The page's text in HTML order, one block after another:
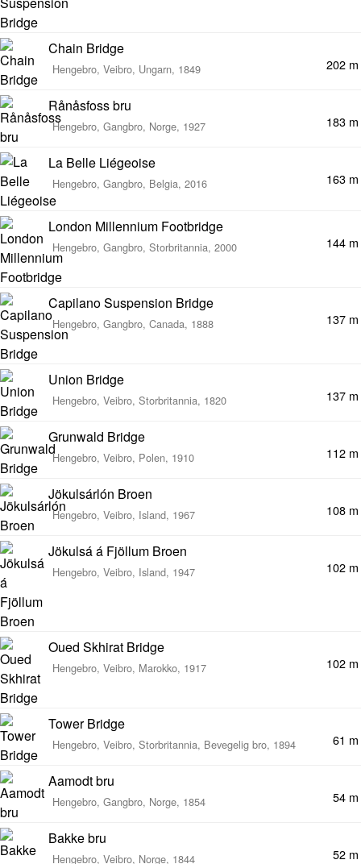
Chain Bridge
Hengebro, Veibro, Ungarn, 1849 202 m
Rånåsfoss bru
Hengebro, Gangbro, Norge, 1927 183 m
La Belle Liégeoise
Hengebro, Gangbro, Belgia, 2016 163 m
London Millennium Footbridge
Hengebro, Gangbro, Storbritannia, 2000 144 m
Capilano Suspension Bridge
Hengebro, Gangbro, Canada, 1888 137 m
Union Bridge
Hengebro, Veibro, Storbritannia, 1820 137 m
Grunwald Bridge
Hengebro, Veibro, Polen, 1910 112 m
Jökulsárlón Broen
Hengebro, Veibro, Island, 1967 108 m
Jökulsá á Fjöllum Broen
Hengebro, Veibro, Island, 1947 102 m
Oued Skhirat Bridge
Hengebro, Veibro, Marokko, 1917 102 m
Tower Bridge
Hengebro, Veibro, Storbritannia, Bevegelig bro, 1894 61 m
Aamodt bru
Hengebro, Gangbro, Norge, 1854 54 m
Bakke bru
Hengebro, Veibro, Norge, 1844 52 m